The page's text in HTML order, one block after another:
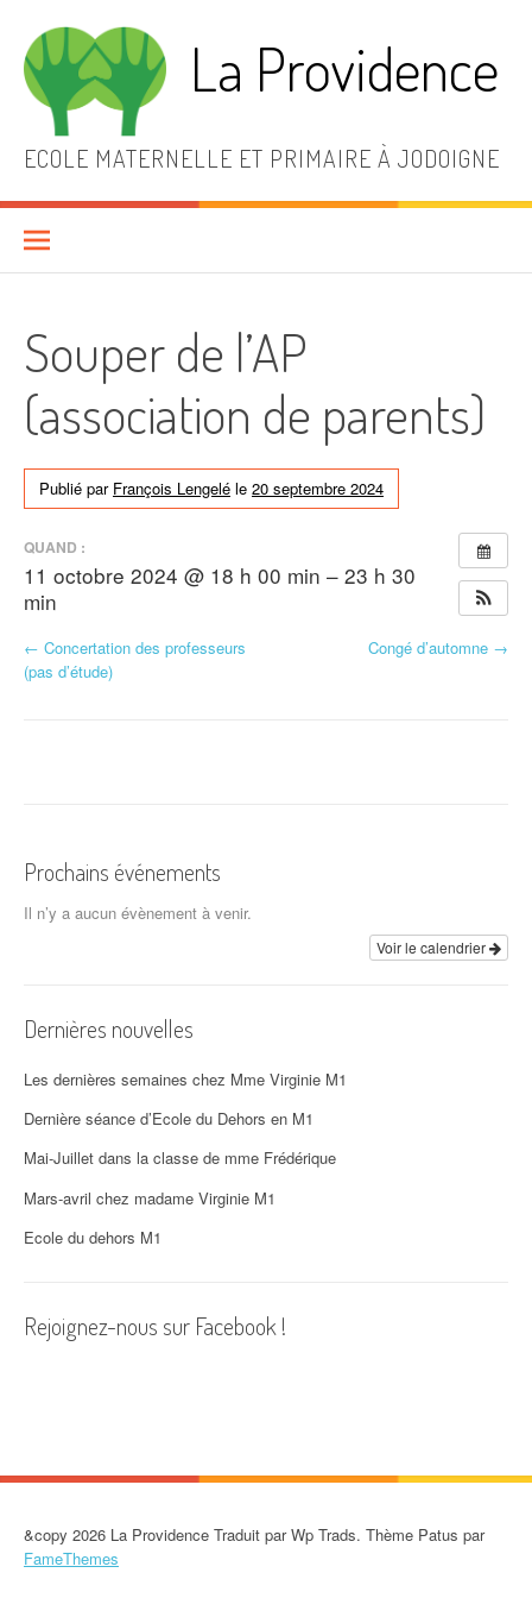
contenu
La Providence
ECOLE MATERNELLE ET PRIMAIRE À JODOIGNE
Souper de l’AP
(association de parents)
Publié par François Lengelé le 20 septembre 2024
QUAND :
11 octobre 2024 @ 18 h 00 min – 23 h 30
min
N
a
t
n
d
'
a
r
t
c
← Concertation des professeurs
(pas d’étude)
Congé d’automne →
Prochains événements
Il n’y a aucun évènement à venir.
Voir le calendrier
Dernières nouvelles
Les dernières semaines chez Mme Virginie M1
Dernière séance d’Ecole du Dehors en M1
Mai-Juillet dans la classe de mme Frédérique
Mars-avril chez madame Virginie M1
Ecole du dehors M1
Rejoignez-nous sur Facebook !
&copy 2026 La Providence Traduit par Wp Trads. Thème Patus par
FameThemes